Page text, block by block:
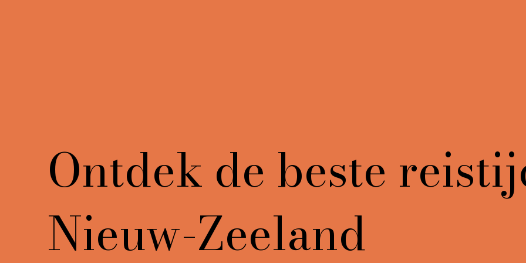
Ontdek de beste
Nieuw-Zeeland